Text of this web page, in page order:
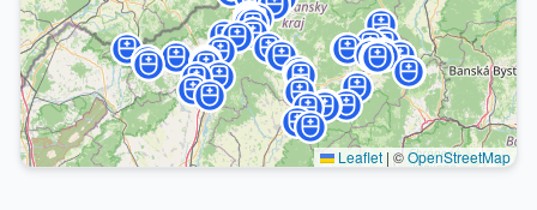
Leaflet | ©OpenStreetMap